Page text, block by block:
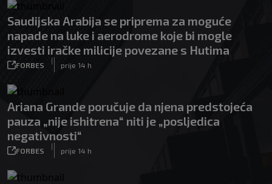
Saudijska Arabija se priprema za moguće
napade na luke i aerodrome koje bi mogle
izvesti iračke milicije povezane s Hutima
FORBES
|
prije 14 h
Ariana Grande poručuje da njena predstojeća
pauza „nije ishitrena“ niti je „posljedica
negativnosti“
FORBES
|
prije 14 h